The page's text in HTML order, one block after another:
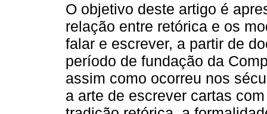
O objetivo deste artigo é
relação entre retórica e os
falar e escrever, a partir de
período de fundação da
assim como ocorreu nos
a arte de escrever cartas